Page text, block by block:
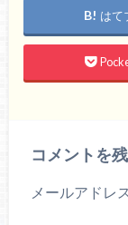
はて
コメントを
メールアドレ